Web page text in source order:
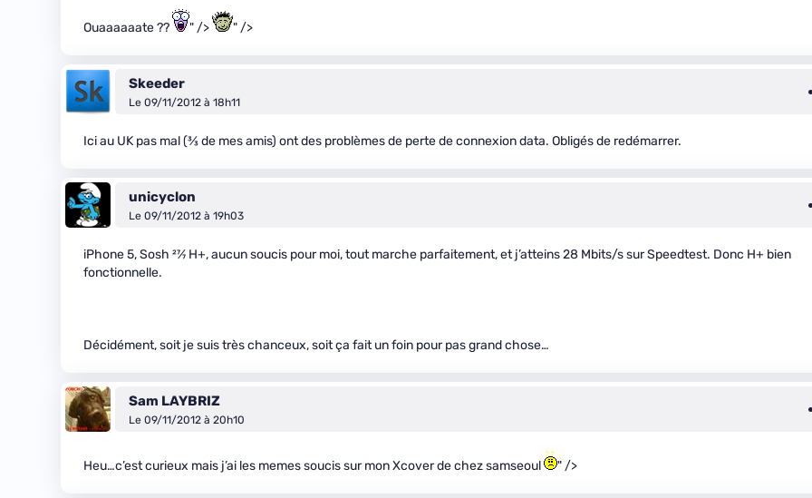
Ouaaaaaate ?? " /> " />
Skeeder
Le 09/11/2012 à 18h11
Ici au UK pas mal (3⁄3de mes amis) ont des problèmes de perte de connexion data. Obligés de redémarrer.
unicyclon
Le 09/11/2012 à 19h03
iPhone 5, Sosh 27⁄7 H+, aucun soucis pour moi, tout marche parfaitement, et j’atteins 28 Mbits/s sur Speedtest. Donc H+ bien
fonctionnelle.
Décidément, soit je suis très chanceux, soit ça fait un foin pour pas grand chose…
Sam LAYBRIZ
Le 09/11/2012 à 20h10
Heu…c’est curieux mais j’ai les memes soucis sur mon Xcover de chez samseoul " />